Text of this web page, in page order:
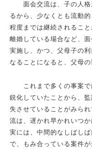
面会交流は、子の人格
るから、少なくとも流動
程度までは継続されるこ
離婚している場合など、
実施し、かつ、父母子の
なることになると、父母
これまで多くの事案で
鋭化していたことから、
失させていることがみら
流は、遅かれ早かれいつ
実には、中間的なしばし
で、もみ合っている案件